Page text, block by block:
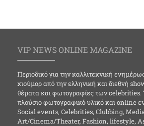
VIP NEWS ONLINE MAGAZINE
Περιοδικό για την καλλιτεχνική
χιούμορ από την ελληνική και διεθνή
θέματα και φωτογραφίες των celebrities.
πλούσιο φωτογραφικό υλικό και online
Social events, Celebrities, Clubbing,
Art/Cinema/Theater, Fashion, lifestyle,